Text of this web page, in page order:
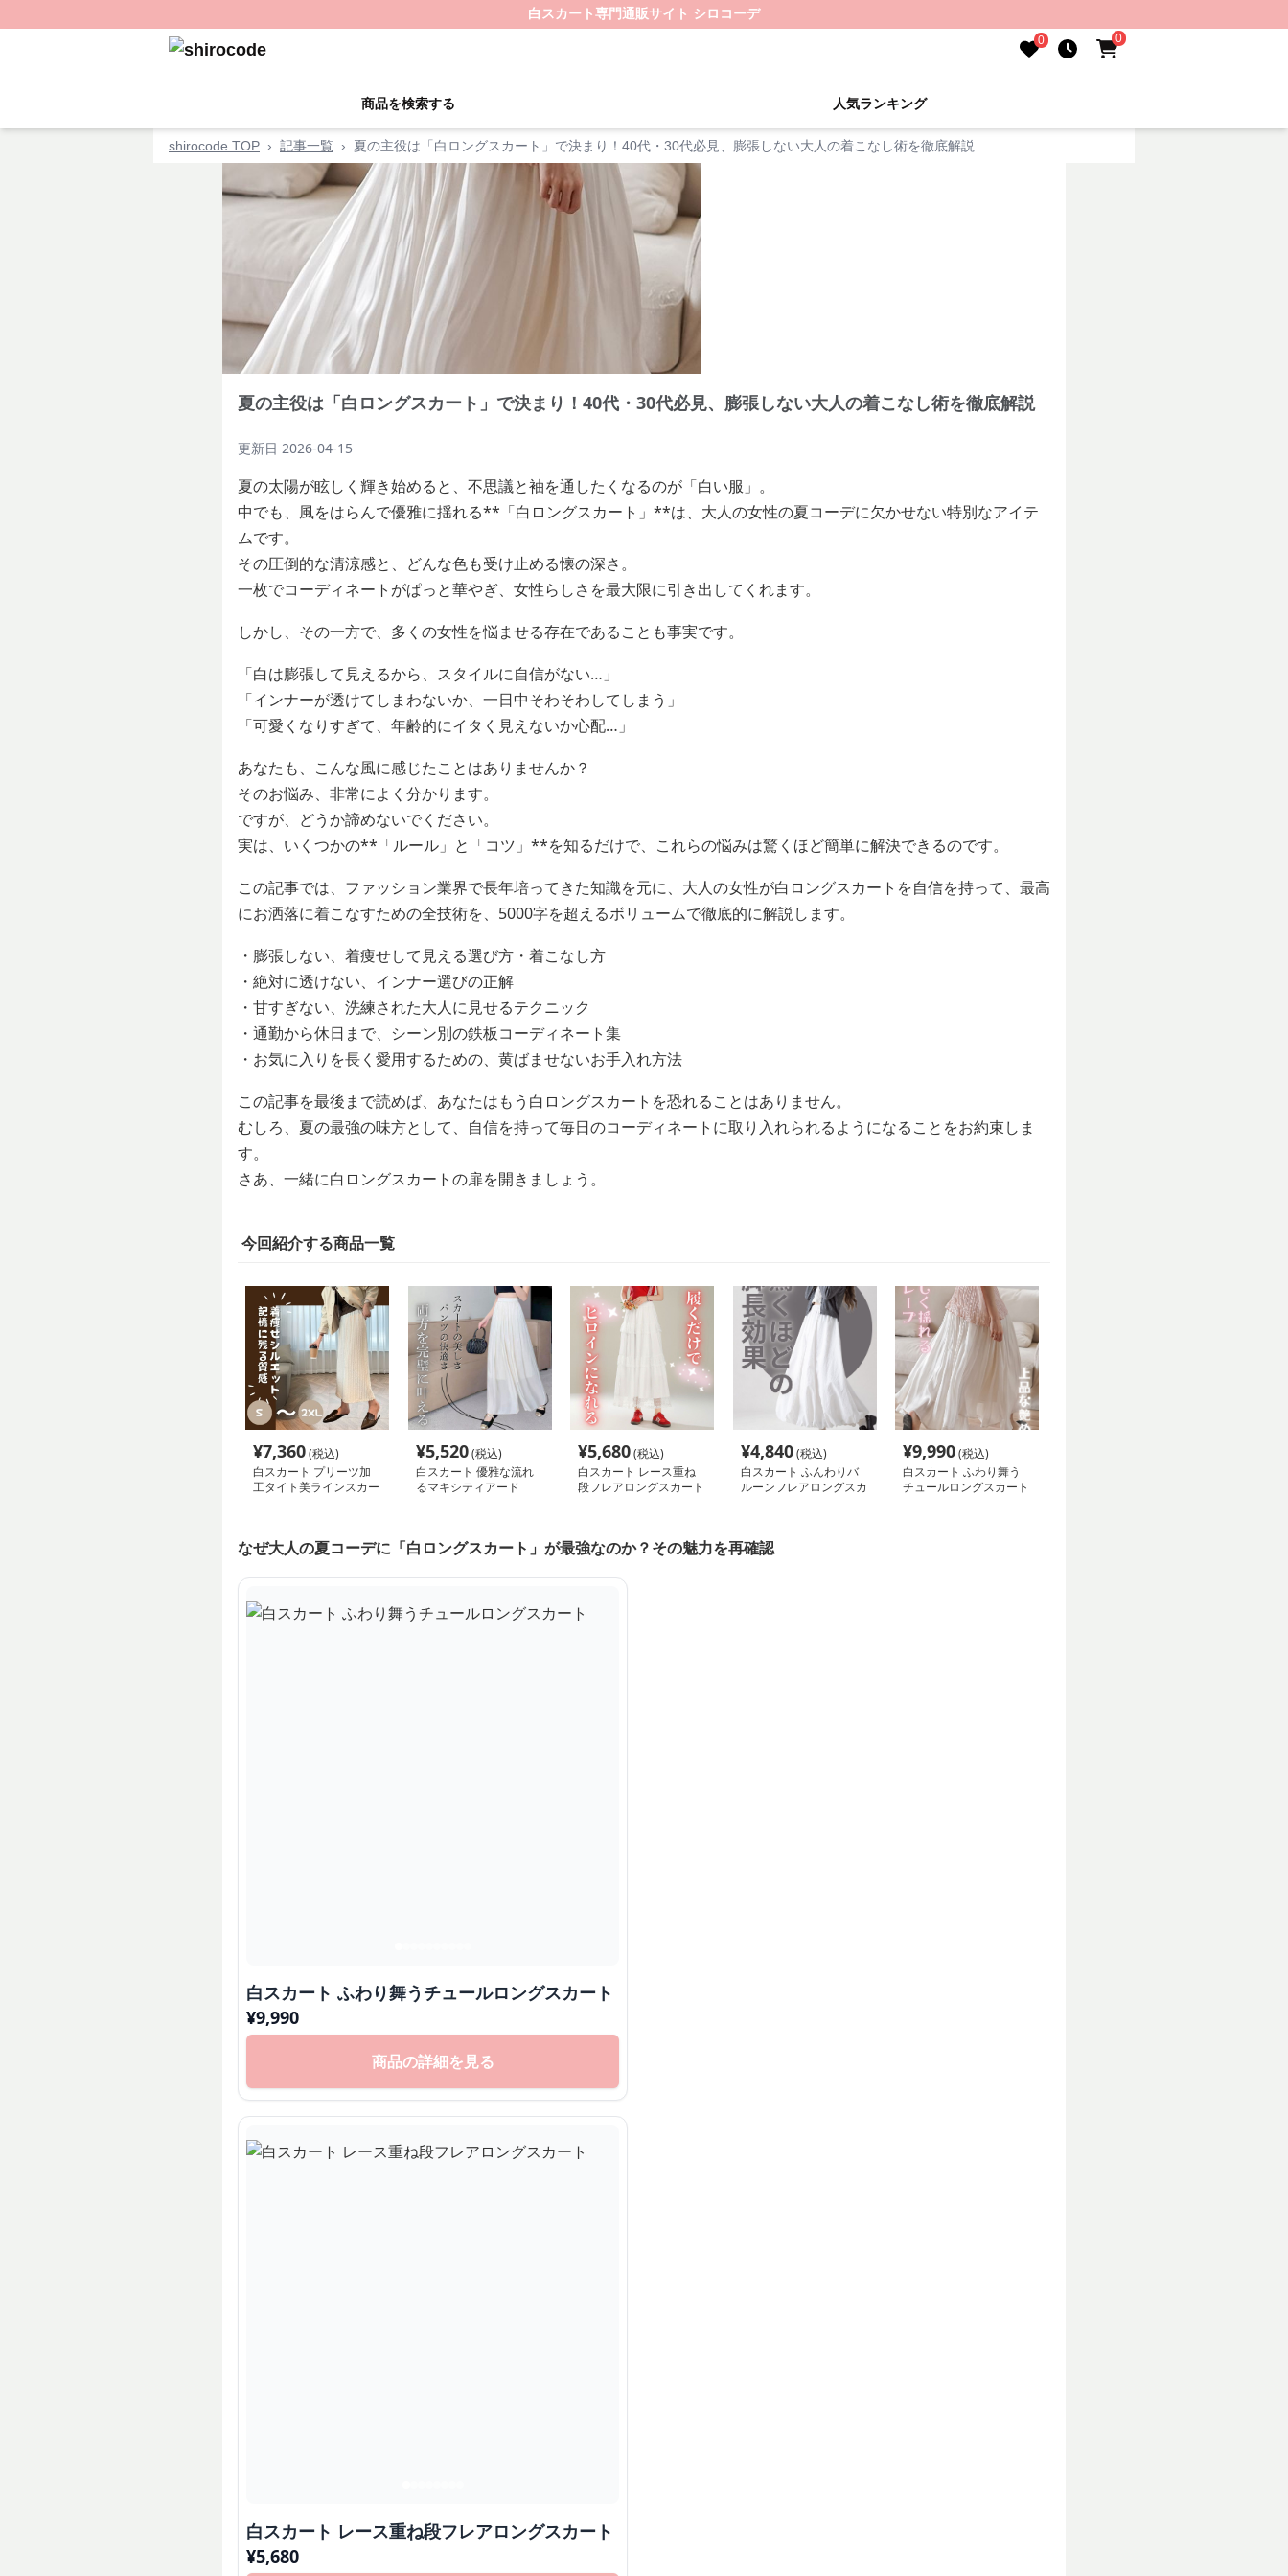
白スカート専門通販サイト シロコーデ
0 0
商品を検索する 人気ランキング
shirocode TOP › 記事一覧 › 夏の主役は「白ロングスカート」で決まり！40代・30代必見、膨張しない大人の着こなし術を徹底解説
夏の主役は「白ロングスカート」で決まり！40代・30代必見、膨張しない大人の着こなし術を徹底解説
更新日 2026-04-15
夏の太陽が眩しく輝き始めると、不思議と袖を通したくなるのが「白い服」。
中でも、風をはらんで優雅に揺れる**「白ロングスカート」**は、大人の女性の夏コーデに欠かせない特別なアイテ
ムです。
その圧倒的な清涼感と、どんな色も受け止める懐の深さ。
一枚でコーディネートがぱっと華やぎ、女性らしさを最大限に引き出してくれます。
しかし、その一方で、多くの女性を悩ませる存在であることも事実です。
「白は膨張して見えるから、スタイルに自信がない…」
「インナーが透けてしまわないか、一日中そわそわしてしまう」
「可愛くなりすぎて、年齢的にイタく見えないか心配…」
あなたも、こんな風に感じたことはありませんか？
そのお悩み、非常によく分かります。
ですが、どうか諦めないでください。
実は、いくつかの**「ルール」と「コツ」**を知るだけで、これらの悩みは驚くほど簡単に解決できるのです。
この記事では、ファッション業界で長年培ってきた知識を元に、大人の女性が白ロングスカートを自信を持って、最高
にお洒落に着こなすための全技術を、5000字を超えるボリュームで徹底的に解説します。
・膨張しない、着痩せして見える選び方・着こなし方
・絶対に透けない、インナー選びの正解
・甘すぎない、洗練された大人に見せるテクニック
・通勤から休日まで、シーン別の鉄板コーディネート集
・お気に入りを長く愛用するための、黄ばませないお手入れ方法
この記事を最後まで読めば、あなたはもう白ロングスカートを恐れることはありません。
むしろ、夏の最強の味方として、自信を持って毎日のコーディネートに取り入れられるようになることをお約束しま
す。
さあ、一緒に白ロングスカートの扉を開きましょう。
今回紹介する商品一覧
¥7,360(税込)
白スカート プリーツ加
工タイト美ラインスカー
¥5,520(税込)
白スカート 優雅な流れ
るマキシティアード
¥5,680(税込)
白スカート レース重ね
段フレアロングスカート
¥4,840(税込)
白スカート ふんわりバ
ルーンフレアロングスカ
¥9,990(税込)
白スカート ふわり舞う
チュールロングスカート
なぜ大人の夏コーデに「白ロングスカート」が最強なのか？その魅力を再確認
白スカート ふわり舞うチュールロングスカート
¥9,990
商品の詳細を見る
白スカート レース重ね段フレアロングスカート
¥5,680